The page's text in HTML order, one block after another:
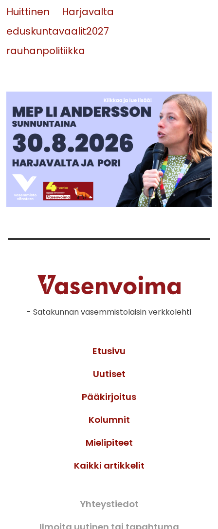
Huittinen
Harjavalta
eduskuntavaalit2027
rauhanpolitiikka
- Satakunnan vasemmistolaisin verkkolehti
Etusivu
Uutiset
Pääkirjoitus
Kolumnit
Mielipiteet
Kaikki artikkelit
Yhteystiedot